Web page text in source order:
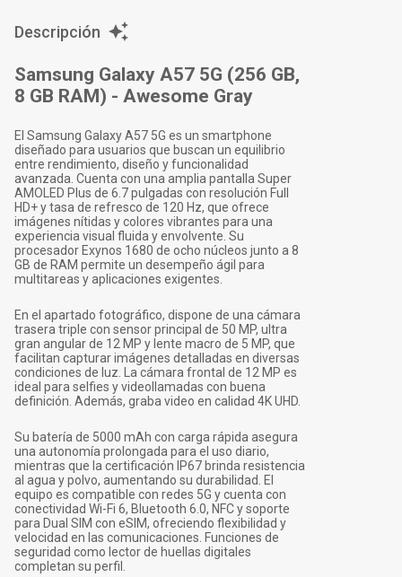
Descripción
Samsung Galaxy A57 5G (256 GB,
8 GB RAM) - Awesome Gray
El Samsung Galaxy A57 5G es un smartphone
diseñado para usuarios que buscan un equilibrio
entre rendimiento, diseño y funcionalidad
avanzada. Cuenta con una amplia pantalla Super
AMOLED Plus de 6.7 pulgadas con resolución Full
HD+ y tasa de refresco de 120 Hz, que ofrece
imágenes nítidas y colores vibrantes para una
experiencia visual fluida y envolvente. Su
procesador Exynos 1680 de ocho núcleos junto a 8
GB de RAM permite un desempeño ágil para
multitareas y aplicaciones exigentes.
En el apartado fotográfico, dispone de una cámara
trasera triple con sensor principal de 50 MP, ultra
gran angular de 12 MP y lente macro de 5 MP, que
facilitan capturar imágenes detalladas en diversas
condiciones de luz. La cámara frontal de 12 MP es
ideal para selfies y videollamadas con buena
definición. Además, graba video en calidad 4K UHD.
Su batería de 5000 mAh con carga rápida asegura
una autonomía prolongada para el uso diario,
mientras que la certificación IP67 brinda resistencia
al agua y polvo, aumentando su durabilidad. El
equipo es compatible con redes 5G y cuenta con
conectividad Wi-Fi 6, Bluetooth 6.0, NFC y soporte
para Dual SIM con eSIM, ofreciendo flexibilidad y
velocidad en las comunicaciones. Funciones de
seguridad como lector de huellas digitales
completan su perfil.